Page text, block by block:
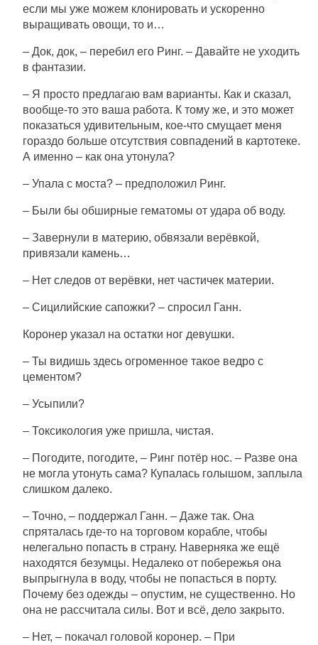
если мы уже можем клонировать и ускоренно
выращивать овощи, то и…
– Док, док, – перебил его Ринг. – Давайте не уходить
в фантазии.
– Я просто предлагаю вам варианты. Как и сказал,
вообще-то это ваша работа. К тому же, и это может
показаться удивительным, кое-что смущает меня
гораздо больше отсутствия совпадений в картотеке.
А именно – как она утонула?
– Упала с моста? – предположил Ринг.
– Были бы обширные гематомы от удара об воду.
– Завернули в материю, обвязали верёвкой,
привязали камень…
– Нет следов от верёвки, нет частичек материи.
– Сицилийские сапожки? – спросил Ганн.
Коронер указал на остатки ног девушки.
– Ты видишь здесь огроменное такое ведро с
цементом?
– Усыпили?
– Токсикология уже пришла, чистая.
– Погодите, погодите, – Ринг потёр нос. – Разве она
не могла утонуть сама? Купалась голышом, заплыла
слишком далеко.
– Точно, – поддержал Ганн. – Даже так. Она
спряталась где-то на торговом корабле, чтобы
нелегально попасть в страну. Наверняка же ещё
находятся безумцы. Недалеко от побережья она
выпрыгнула в воду, чтобы не попасться в порту.
Почему без одежды – опустим, не существенно. Но
она не рассчитала силы. Вот и всё, дело закрыто.
– Нет, – покачал головой коронер. – При